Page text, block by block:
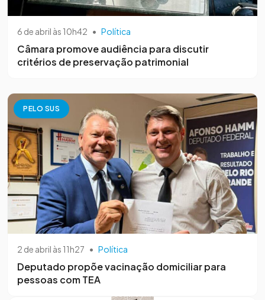
6 de abril às 10h42 • Política
Câmara promove audiência para discutir
critérios de preservação patrimonial
PELO SUS
2 de abril às 11h27 • Política
Deputado propõe vacinação domiciliar para
pessoas com TEA